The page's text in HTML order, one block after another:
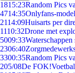
1815:23Random Pics
4714:35Onlyfans-
2114:09Huisarts per
1110:32Drone met
5009:33
2306:40
3300:35Random Pics
205/08De